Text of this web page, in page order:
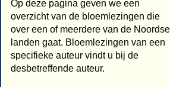
Op deze pagina geven we een
overzicht van de bloemlezingen die
over een of meerdere van de Noordse
landen gaat. Bloemlezingen van een
specifieke auteur vindt u bij de
desbetreffende auteur.